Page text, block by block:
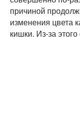
причиной
изменения цвета
кишки. Из-за